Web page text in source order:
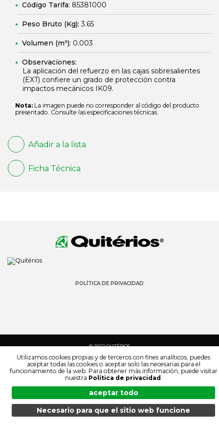
Código Tarifa: 85381000
Peso Bruto (Kg):3.65
Volumen (m³): 0.003
Observaciones:
La aplicación del refuerzo en las cajas sobresalientes
(EXT) confiere un grado de protección contra
impactos mecánicos IK09.
Nota: La imagen puede no corresponder al código del producto
presentado. Consulte las especificaciones técnicas.
Añadir a la lista
Ficha Técnica
POLÍTICA DE PRIVACIDAD
© 2022 QUITÉRIOS
TODOS LOS DERECHOS RESERVADOS
MENÚ BÚSQUEDA PRODUCTOS ES
Utilizamos cookies propias y de terceros con fines analíticos, puedes
aceptar todas las cookies o aceptar solo las necesarias para el
funcionamiento de la web. Para obtener más información, puede visitar
nuestra Política de privacidad .
aceptar todo
Necesario para que el sitio web funcione